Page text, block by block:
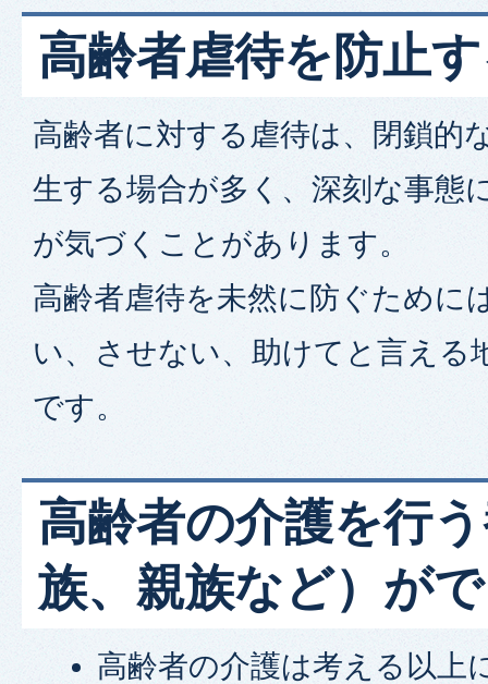
高齢者虐待を防止
高齢者に対する虐待は、閉鎖的
生する場合が多く、深刻な事態
が気づくことがあります。
高齢者虐待を未然に防ぐために
い、させない、助けてと言える
です。
高齢者の介護を行
族、親族など）が
高齢者の介護は考える以上